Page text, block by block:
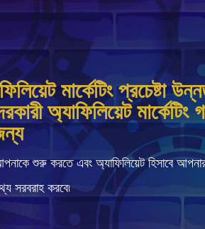
মার্কেটিং প্রচেষ্টা
অ্যাফিলিয়েট
শুরু করতে এবং অ্যাফিলিয়েট হিসাবে
সরবরাহ করবে৷